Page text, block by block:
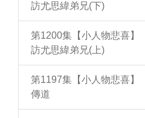
訪尤思緯弟兄(下)
第1200集【小人物悲喜】
訪尤思緯弟兄(上)
第1197集【小人物悲喜】
傳道